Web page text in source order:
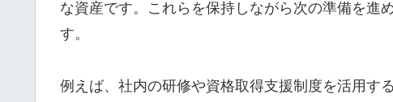
な資産です。これらを保持しながら次の準備を進
す。
例えば、社内の研修や資格取得支援制度を活用す